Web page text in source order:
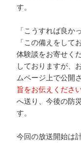
す。
「こうすれば良か
「この備えをして
体験談をお寄せく
しておりますが、
ムページ上で公開
旨をお伝えください
へ送り、今後の防
す。
今回の放送開始は